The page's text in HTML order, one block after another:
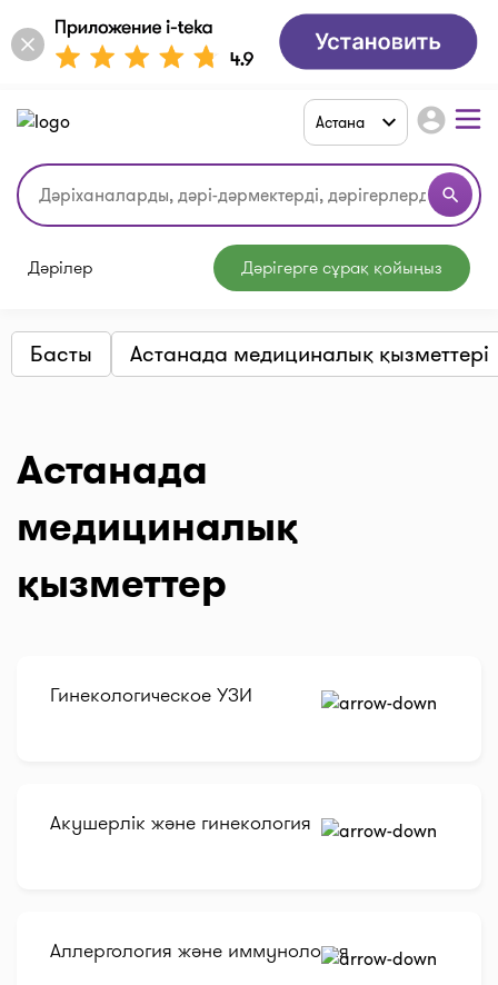
search
Астана account_circle
Дәрілер Дәрігерге сұрақ қойыңыз
Басты Астанада медициналық қызметтері
Астанада
медициналық
қызметтер
Гинекологическое УЗИ
Акушерлік және гинекология
Аллергология және иммунология